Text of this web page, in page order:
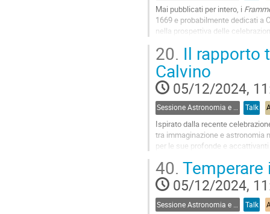
Mai pubblicati per intero, i
1669 e probabilmente dedicati a
nella prospettiva delle
Go
to
contribution
page
20. Il rapporto
Calvino
05/12/2024,
Sessione Astronomia e Narrativa Talk
Ispirato dalla recente
tra immaginazione e astronomia
per le sue profonde e
Go
to
contribution
page
40.
05/12/2024,
Talk